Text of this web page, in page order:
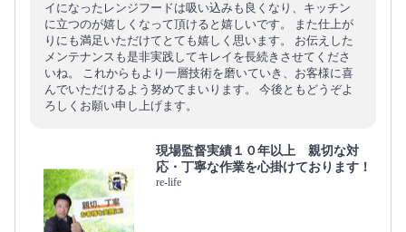
イになったレンジフードは吸い込みも良くなり、キッチン
に立つのが嬉しくなって頂けると嬉しいです。 また仕上が
りにも満足いただけてとても嬉しく思います。 お伝えした
メンテナンスも是非実践してキレイを長続きさせてくださ
いね。 これからもより一層技術を磨いていき、お客様に喜
んでいただけるよう努めてまいります。 今後ともどうぞよ
ろしくお願い申し上げます。
現場監督実績１０年以上 親切な対
応・丁寧な作業を心掛けております！
re-life